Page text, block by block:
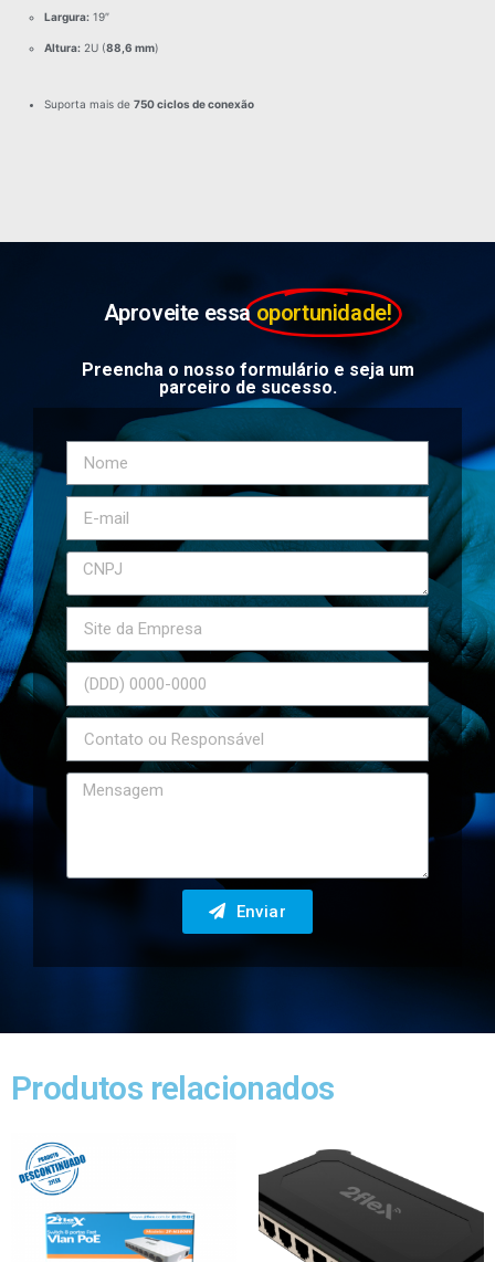
Largura: 19″
Altura: 2U (88,6 mm)
Suporta mais de 750 ciclos de conexão
Aproveite essa oportunidade!
Preencha o nosso formulário e seja um
parceiro de sucesso.
Enviar
Produtos relacionados